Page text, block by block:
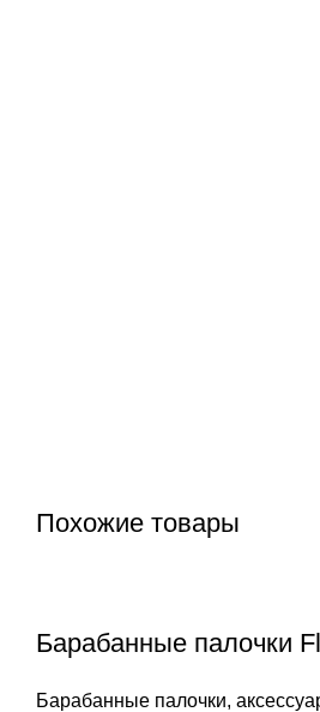
Похожие товары
Барабанные палочки
Барабанные палочки,